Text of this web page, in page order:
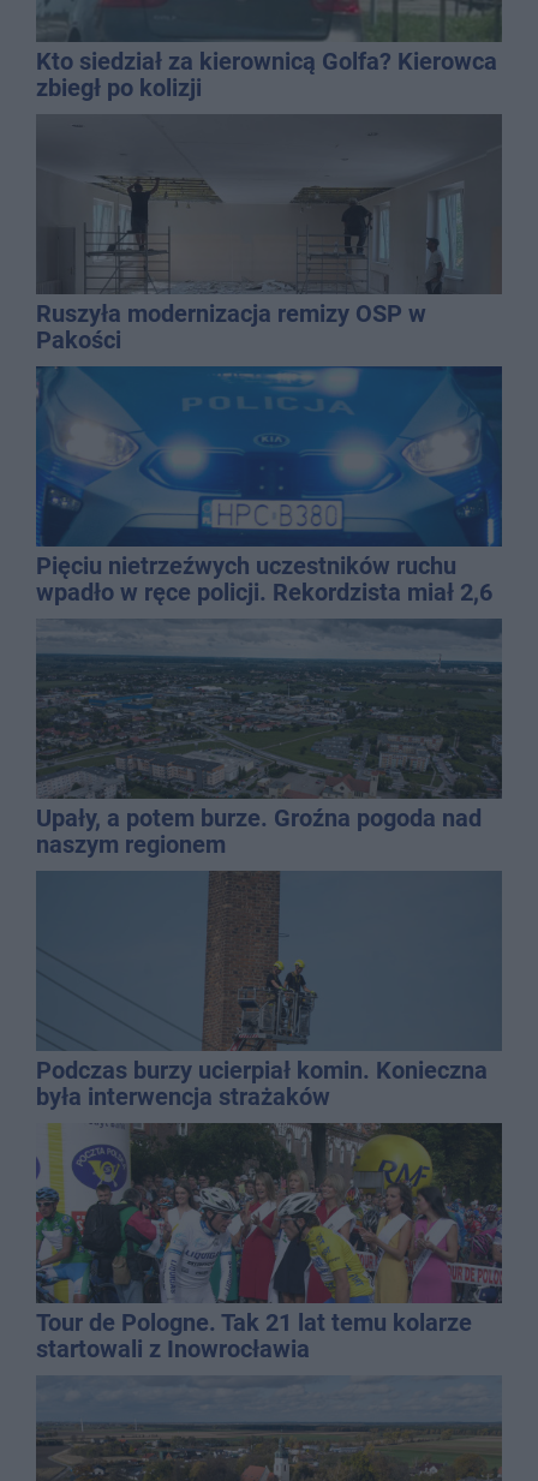
Kto siedział za kierownicą Golfa? Kierowca
zbiegł po kolizji
Ruszyła modernizacja remizy OSP w
Pakości
Pięciu nietrzeźwych uczestników ruchu
wpadło w ręce policji. Rekordzista miał 2,6
promila
Upały, a potem burze. Groźna pogoda nad
naszym regionem
Podczas burzy ucierpiał komin. Konieczna
była interwencja strażaków
Tour de Pologne. Tak 21 lat temu kolarze
startowali z Inowrocławia